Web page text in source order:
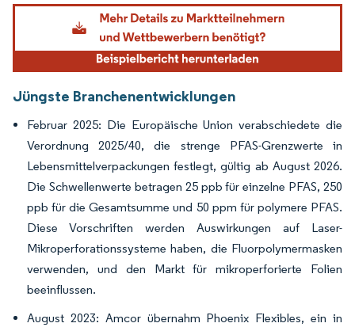
Bild © Mordor Intelligence. Wiederverwendung erfordert Namensnennung gemäß
Jüngste Branchenentwicklungen
Februar 2025: Die Europäische Union verabschiedete die
Verordnung 2025/40, die strenge PFAS-Grenzwerte in
Lebensmittelverpackungen festlegt, gültig ab August 2026.
Die Schwellenwerte betragen 25 ppb für einzelne PFAS, 250
ppb für die Gesamtsumme und 50 ppm für polymere PFAS.
Diese Vorschriften werden Auswirkungen auf Laser-
Mikroperforationssysteme haben, die Fluorpolymermasken
verwenden, und den Markt für mikroperforierte Folien
beeinflussen.
August 2023: Amcor übernahm Phoenix Flexibles, ein in